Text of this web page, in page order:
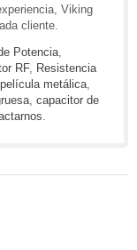
Viking
cliente.
Potencia
RF, Resistencia
película metálica
capacitor de